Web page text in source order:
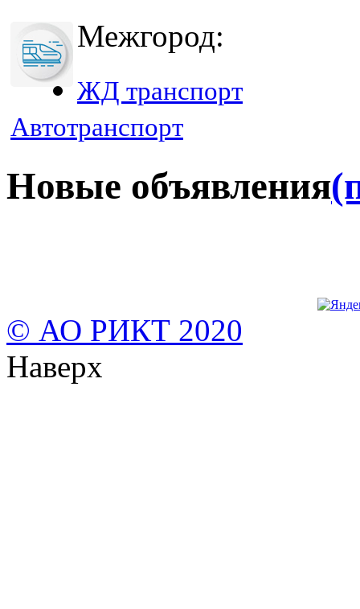
Межгород:
ЖД транспорт
Автотранспорт
Новые объявления
© АО РИКТ 2020
Наверх